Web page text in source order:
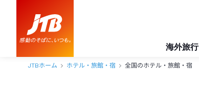
海外旅行
JTBホーム ホテル・旅館・宿 全国のホテル・旅館・宿